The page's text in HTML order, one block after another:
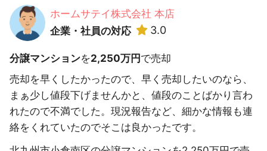
ホームサテイ株式会社 本店
企業・社員の対応
3.0
分譲マンションを2,250万円で売却
売却を早くしたかったので、早く売却したいのなら、
まぁ少し値段下げませんかと、値段のことばかり言わ
れたので不満でした。現況報告など、細かな情報も連
絡をくれていたのでそこは良かったです。